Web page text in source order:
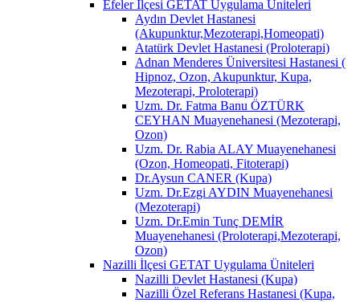
Efeler İlçesi GETAT Uygulama Üniteleri
Aydın Devlet Hastanesi
(Akupunktur,Mezoterapi,Homeopati)
Atatürk Devlet Hastanesi (Proloterapi)
Adnan Menderes Üniversitesi Hastanesi (
Hipnoz, Ozon, Akupunktur, Kupa,
Mezoterapi, Proloterapi)
Uzm. Dr. Fatma Banu ÖZTÜRK
CEYHAN Muayenehanesi (Mezoterapi,
Ozon)
Uzm. Dr. Rabia ALAY Muayenehanesi
(Ozon, Homeopati, Fitoterapi)
Dr.Aysun CANER (Kupa)
Uzm. Dr.Ezgi AYDIN Muayenehanesi
(Mezoterapi)
Uzm. Dr.Emin Tunç DEMİR
Muayenehanesi (Proloterapi,Mezoterapi,
Ozon)
Nazilli İlçesi GETAT Uygulama Üniteleri
Nazilli Devlet Hastanesi (Kupa)
Nazilli Özel Referans Hastanesi (Kupa,